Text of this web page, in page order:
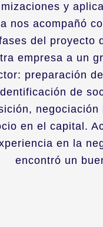
y
nos acompañó
del proyecto
empresa a un
preparación
de
negociación
en el capital.
en la
encontró un